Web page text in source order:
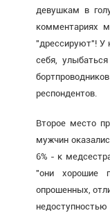
девушкам в
комментариях
"дрессируют"! У
себя,
бортпроводников
респондентов.
Второе место
мужчин
6% - к
"они хорошие
опрошенных,